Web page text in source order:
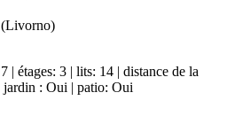
(Livorno)
7 | étages: 3 | lits: 14 | distance de la
jardin : Oui | patio: Oui